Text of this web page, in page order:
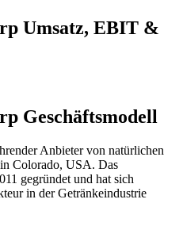
Umsatz, EBIT &
Geschäftsmodell
Anbieter von natürlichen
Colorado, USA. Das
gegründet und hat sich
in der Getränkeindustrie